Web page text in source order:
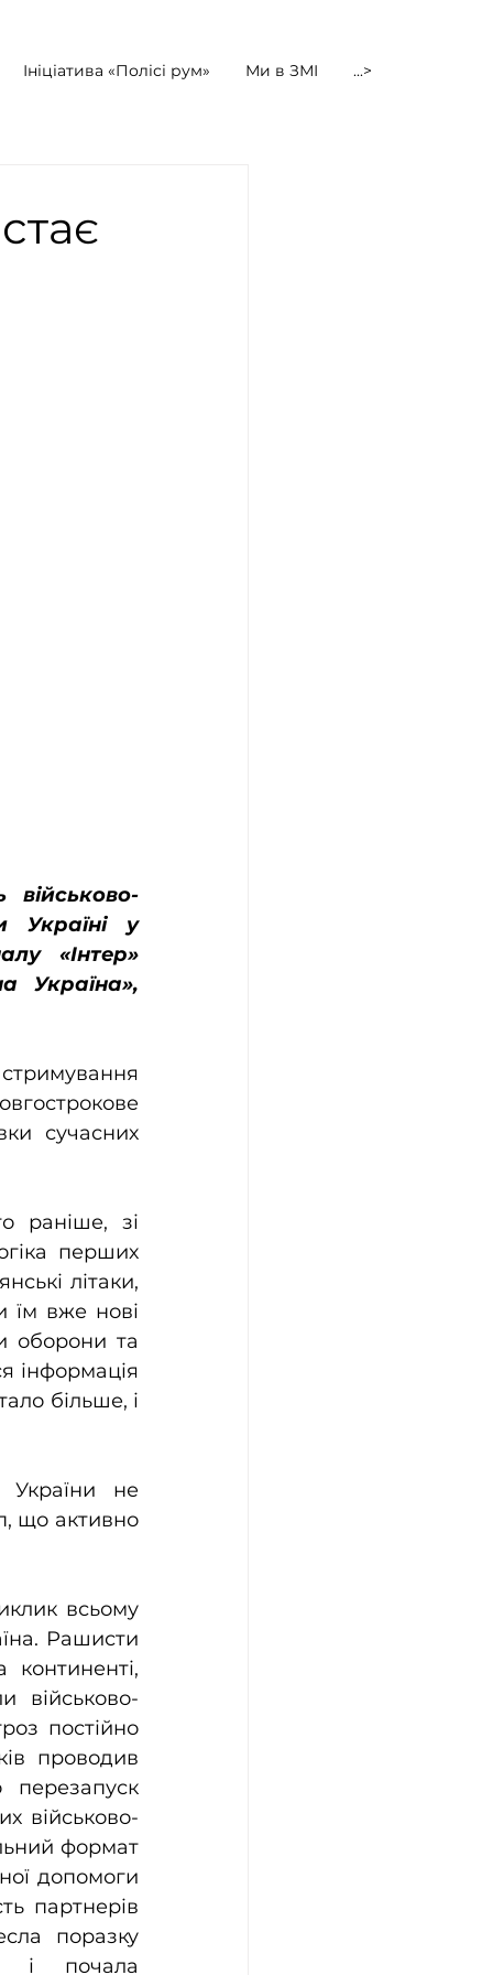
Ініціатива «Полісі рум» Ми в ЗМІ ...>
військово-
Україні у
«Інтер»
Україна»,
сучасних
раніше, зі
перших
літаки,
їм вже нові
оборони та
інформація
більше, і
України не
що активно
всьому
Рашисти
військово-
постійно
проводив
військово-
формат
допомоги
партнерів
поразку
і почала